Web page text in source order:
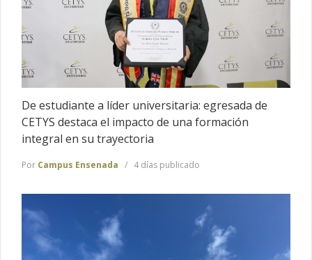
De estudiante a líder universitaria: egresada de
CETYS destaca el impacto de una formación
integral en su trayectoria
Por Campus Ensenada 4 días publicado